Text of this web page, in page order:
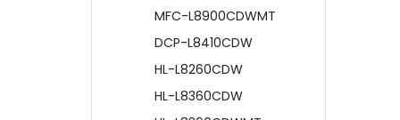
MFC-L8900CDWMT
DCP-L8410CDW
HL-L8260CDW
HL-L8360CDW